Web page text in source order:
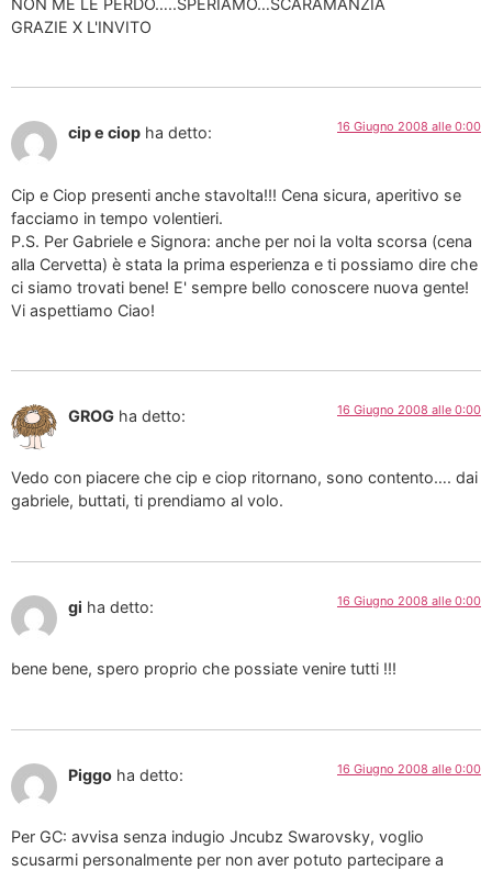
GRAZIE X L'INVITO
cip e ciop ha detto: 16 Giugno 2008 alle 0:00
Cip e Ciop presenti anche stavolta!!! Cena sicura, aperitivo se
facciamo in tempo volentieri.
P.S. Per Gabriele e Signora: anche per noi la volta scorsa (cena
alla Cervetta) è stata la prima esperienza e ti possiamo dire che
ci siamo trovati bene! E' sempre bello conoscere nuova gente!
Vi aspettiamo Ciao!
GROG ha detto: 16 Giugno 2008 alle 0:00
Vedo con piacere che cip e ciop ritornano, sono contento…. dai
gabriele, buttati, ti prendiamo al volo.
gi ha detto: 16 Giugno 2008 alle 0:00
bene bene, spero proprio che possiate venire tutti !!!
Piggo ha detto: 16 Giugno 2008 alle 0:00
Per GC: avvisa senza indugio Jncubz Swarovsky, voglio
scusarmi personalmente per non aver potuto partecipare a